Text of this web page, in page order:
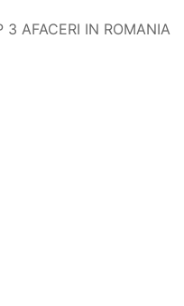
3 AFACERI IN ROMANIA